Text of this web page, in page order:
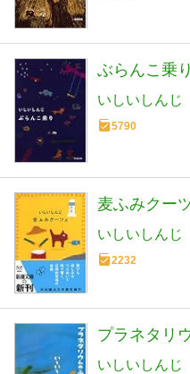
ぶらんこ乗
いしいしんじ
5790
麦ふみクー
いしいしんじ
2232
プラネタリ
いしいしんじ